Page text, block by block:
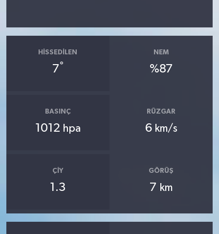
HISSEDILEN
7°
NEM
%87
BASINÇ
1012 hpa
RÜZGAR
6 km/s
ÇIY
1.3
GÖRÜŞ
7 km